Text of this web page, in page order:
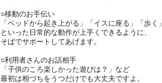
○移動のお手伝い
「ベッドから起き上がる」「イスに座る」「歩く」
といった日常的な動作が上手くできるように、
そばでサポートしてあげます。
○利用者さんのお話相手
「子供のころ楽しかった遊びは？」など
最初は相づちをうつだけでも大丈夫ですよ。